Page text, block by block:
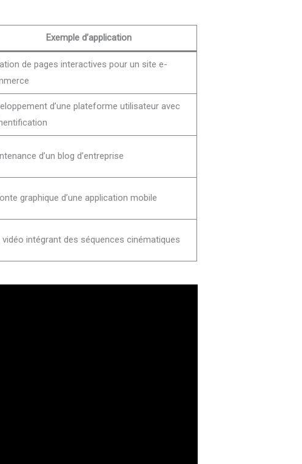
Exemple d’application
de pages interactives pour un site e-
d’une plateforme utilisateur avec
d’un blog d’entreprise
graphique d’une application mobile
vidéo intégrant des séquences cinématiques